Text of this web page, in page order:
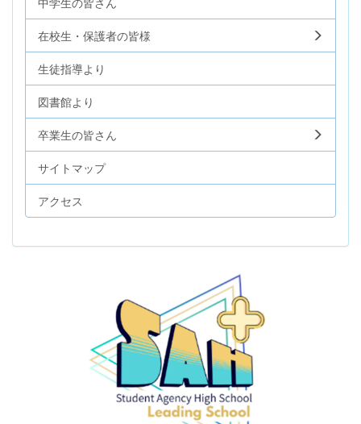
在校生・保護者の皆様
生徒指導より
図書館より
卒業生の皆さん
サイトマップ
アクセス